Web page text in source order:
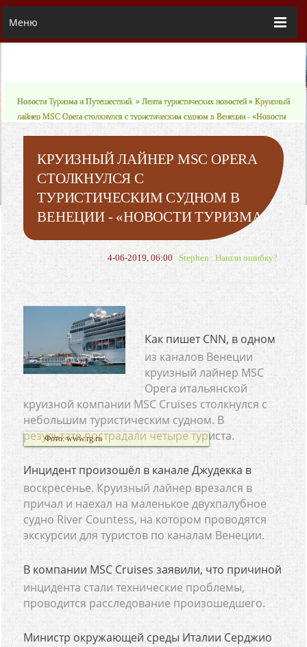
Меню
Новости Туризма и Путешествий. »Лента туристических новостей » Круизный
лайнер MSC Opera столкнулся с туристическим судном в Венеции - «Новости
туризма»
КРУИЗНЫЙ ЛАЙНЕР MSC OPERA
СТОЛКНУЛСЯ С
ТУРИСТИЧЕСКИМ СУДНОМ В
ВЕНЕЦИИ - «НОВОСТИ ТУРИЗМА»
4-06-2019, 06:00 Stephen Нашли ошибку?
Фото: www.rg.ru
Как пишет CNN, в одном
из каналов Венеции
круизный лайнер MSC
Opera итальянской
круизной компании MSC Cruises столкнулся с
небольшим туристическим судном. В
результате пострадали четыре туриста.
Инцидент произошёл в канале Джудекка в
воскресенье. Круизный лайнер врезался в
причал и наехал на маленькое двухпалубное
судно River Countess, на котором проводятся
экскурсии для туристов по каналам Венеции.
В компании MSC Cruises заявили, что причиной
инцидента стали технические проблемы,
проводится расследование произошедшего.
Министр окружающей среды Италии Серджио